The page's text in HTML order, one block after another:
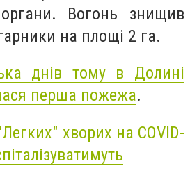
органи. Вогонь знищив
на площі 2 га.
днів тому в Долині
перша пожежа.
хворих на COVID-